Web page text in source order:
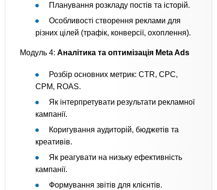
Планування розкладу постів та історій.
Особливості створення реклами для
різних цілей (трафік, конверсії, охоплення).
Модуль 4: Аналітика та оптимізація Meta Ads
Розбір основних метрик: CTR, CPC,
CPM, ROAS.
Як інтерпретувати результати рекламної
кампанії.
Коригування аудиторій, бюджетів та
креативів.
Як реагувати на низьку ефективність
кампанії.
Формування звітів для клієнтів.